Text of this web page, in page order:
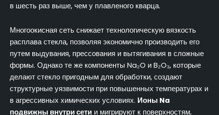
в шесть раз выше, чем у плавленого кварца.
Многоокисная сеть снижает технологическую вязкость
расплава стекла, позволяя экономично производить его
путем выдувания, прессования и вытягивания в сложные
формы. Однако те же компоненты Na₂O и B₂O₃, которые
делают стекло пригодным для обработки, создают
структурные уязвимости при повышенных температурах и
в агрессивных химических условиях. Ионы Na
подвижны внутри сети и мигрируют к поверхностям,